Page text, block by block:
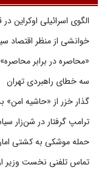
الگوی اسرائیلی اوکراین در
خوانشی از منظر اقتصاد
«محاصره در برابر محاصره»
سه خطای راهبردی تهران
گذار خزر از «حاشیه امن»
ترامپ گرفتار در شن‌زار
حمله موشکی به کشتی
تماس تلفنی نخست وزیر